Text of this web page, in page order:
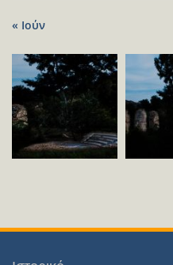
« Ιούν